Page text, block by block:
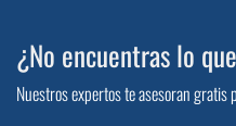
¿No encuentras lo
Nuestros expertos te asesoran